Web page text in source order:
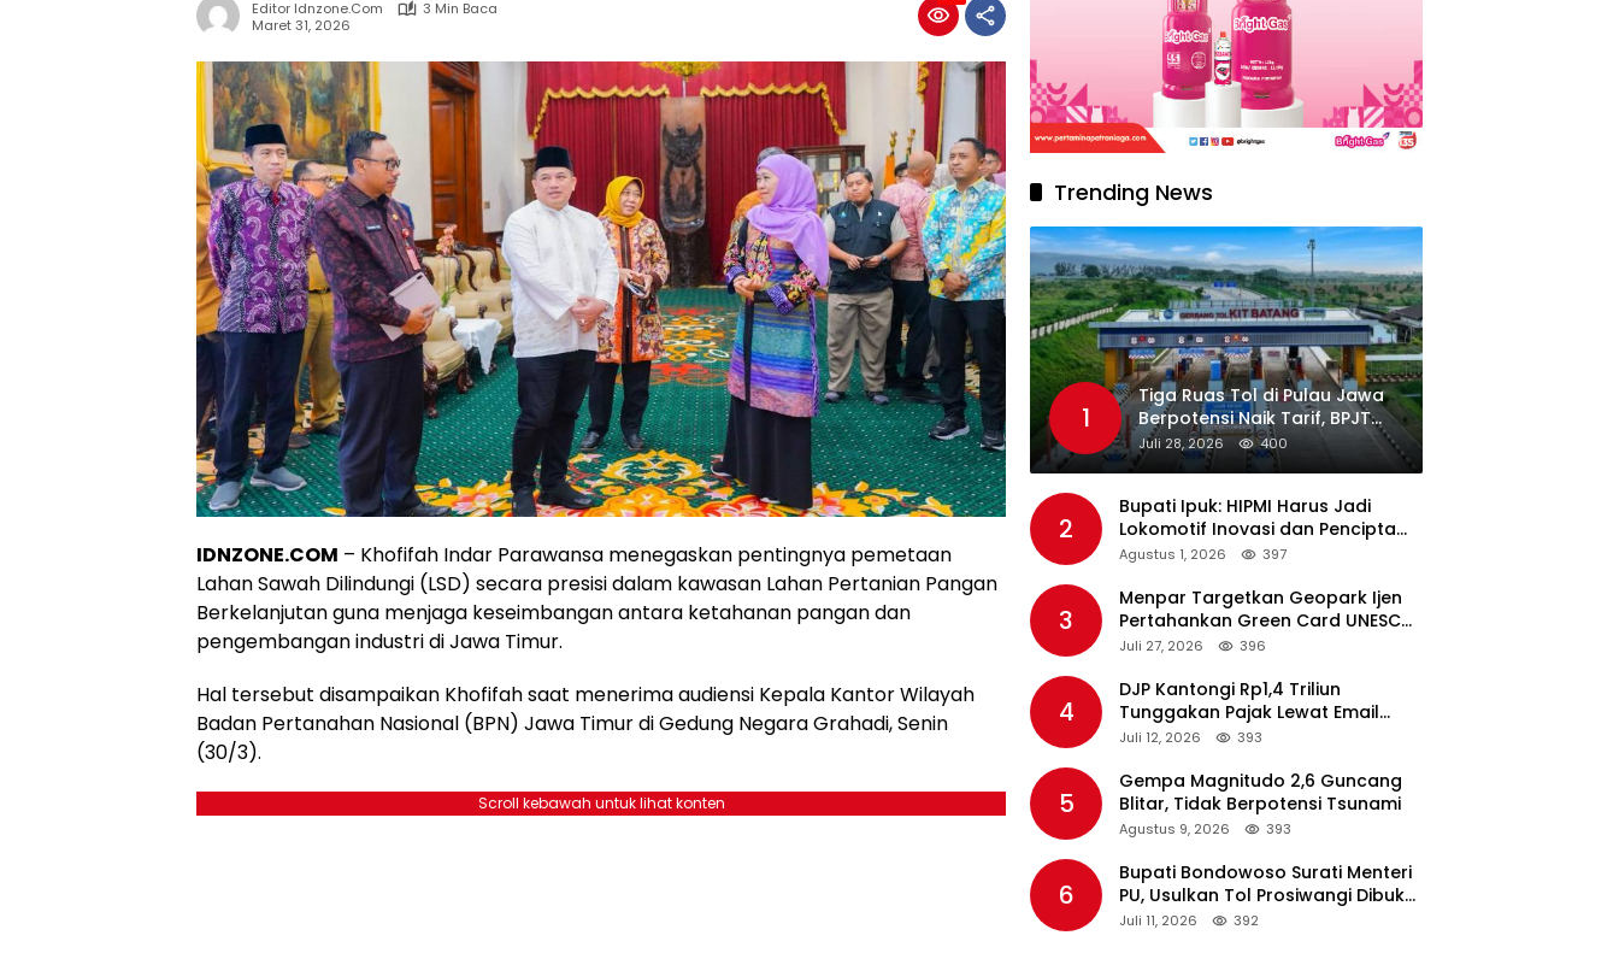
Editor Idnzone.com
3 Min Baca
Maret 31, 2026
IDNZONE.COM – Khofifah Indar Parawansa menegaskan pentingnya pemetaan
Lahan Sawah Dilindungi (LSD) secara presisi dalam kawasan Lahan Pertanian Pangan
Berkelanjutan guna menjaga keseimbangan antara ketahanan pangan dan
pengembangan industri di Jawa Timur.
Hal tersebut disampaikan Khofifah saat menerima audiensi Kepala Kantor Wilayah
Badan Pertanahan Nasional (BPN) Jawa Timur di Gedung Negara Grahadi, Senin
(30/3).
Scroll kebawah untuk lihat konten
Trending News
1
Tiga Ruas Tol di Pulau Jawa
Berpotensi Naik Tarif, BPJT
Tunggu Hasil Evaluasi
Standar Pelayanan
Juli 28, 2026 400
2
Bupati Ipuk: HIPMI Harus Jadi
Lokomotif Inovasi dan Pencipta
Lapangan Kerja
Agustus 1, 2026 397
3
Menpar Targetkan Geopark Ijen
Pertahankan Green Card UNESCO
pada Revalidasi Agustus 2026
Juli 27, 2026 396
4
DJP Kantongi Rp1,4 Triliun
Tunggakan Pajak Lewat Email
Pengingat, Total Piutang Masih
Juli 12, 2026 393
5
Gempa Magnitudo 2,6 Guncang
Blitar, Tidak Berpotensi Tsunami
Agustus 9, 2026 393
6
Bupati Bondowoso Surati Menteri
PU, Usulkan Tol Prosiwangi Dibuka
Sementara
Juli 11, 2026 392